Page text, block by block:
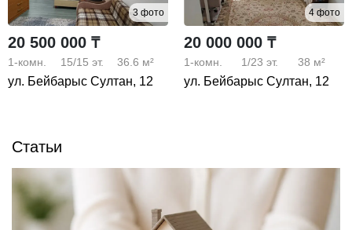
3 фото
20 500 000 ₸
1-комн. 15/15 эт. 36.6 м²
ул. Бейбарыс Султан, 12
4 фото
20 000 000 ₸
1-комн. 1/23 эт. 38 м²
ул. Бейбарыс Султан, 12
Статьи